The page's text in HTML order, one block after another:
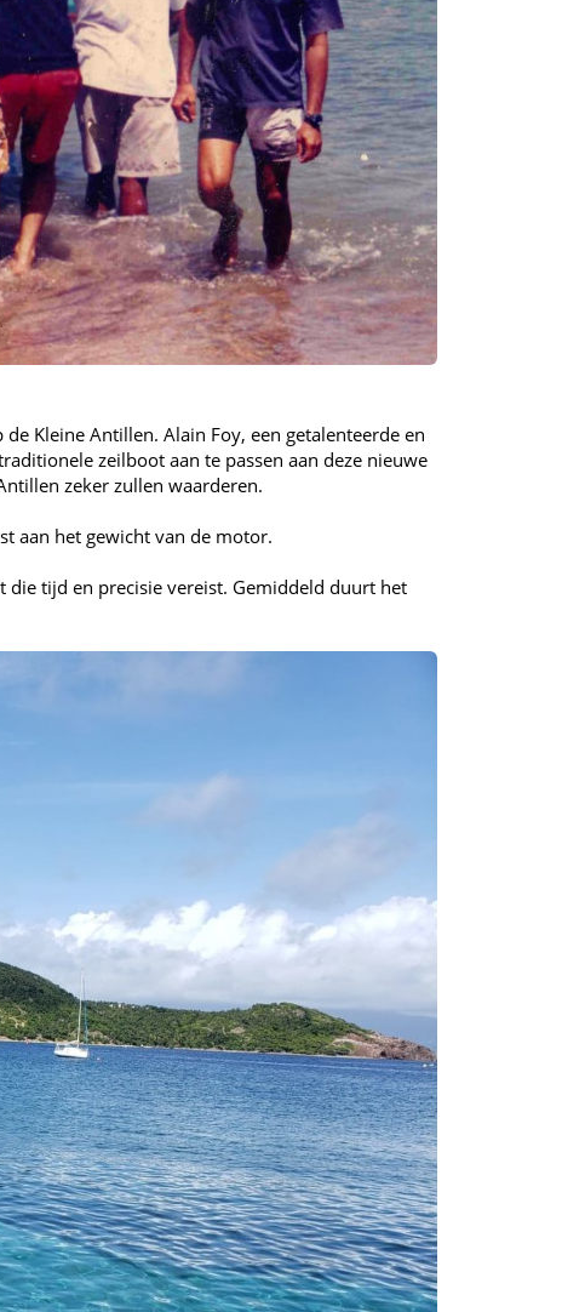
Kleine Antillen. Alain Foy, een getalenteerde en
zeilboot aan te passen aan deze nieuwe
zeker zullen waarderen.
aan het gewicht van de motor.
tijd en precisie vereist. Gemiddeld duurt het